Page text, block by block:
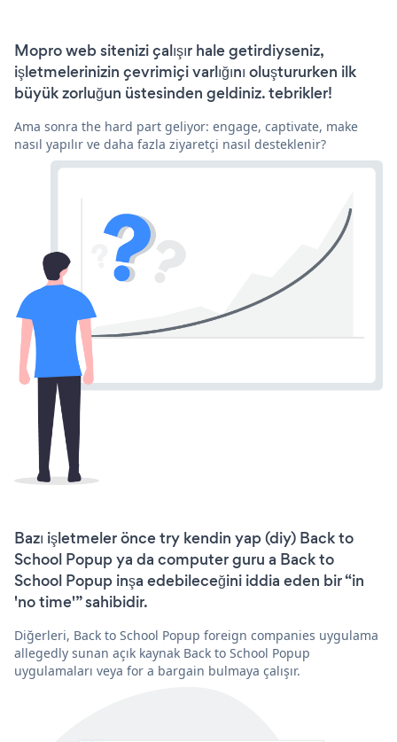
Mopro web sitenizi çalışır hale getirdiyseniz,
işletmelerinizin çevrimiçi varlığını oluştururken ilk
büyük zorluğun üstesinden geldiniz. tebrikler!
Ama sonra the hard part geliyor: engage, captivate, make
nasıl yapılır ve daha fazla ziyaretçi nasıl desteklenir?
Bazı işletmeler önce try kendin yap (diy) Back to
School Popup ya da computer guru a Back to
School Popup inşa edebileceğini iddia eden bir “in
'no time'” sahibidir.
Diğerleri, Back to School Popup foreign companies uygulama
allegedly sunan açık kaynak Back to School Popup
uygulamaları veya for a bargain bulmaya çalışır.